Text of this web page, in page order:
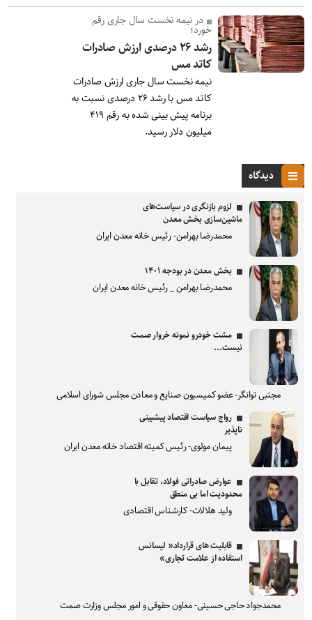
در نیمه نخست سال جاری رقم
خورد؛
رشد ۲۶ درصدی ارزش صادرات
کاتد مس
نیمه نخست سال جاری ارزش صادرات
کاتد مس با رشد ۲۶ درصدی نسبت به
برنامه پیش بینی شده به رقم ۴۱۹
میلیون دلار رسید.
دیدگاه
لزوم بازنگری در سیاست‌های
ماشین‌سازی بخش معدن
محمدرضا بهرامن- رئیس خانه معدن ایران
بخش معدن در بودجه ۱۴۰۱
محمدرضا بهرامن _ رئیس خانه معدن ایران
مشت خودرو نمونه خروار صمت
نیست...
مجتبی توانگر- عضو کمیسیون صنایع و معادن مجلس شورای اسلامی
رواج سیاست اقتصاد پیشبینی
ناپذیر
پیمان مولوی- رئیس کمیته اقتصاد خانه معدن ایران
عوارض صادراتی فولاد، تقابل با
محدودیت اما بی منطق
ولید هلالات- کارشناس اقتصادی
قابلیت های قرارداد« لیسانس
استفاده از علامت تجاری»
محمدجواد حاجی حسینی- معاون حقوقی و امور مجلس وزارت صمت